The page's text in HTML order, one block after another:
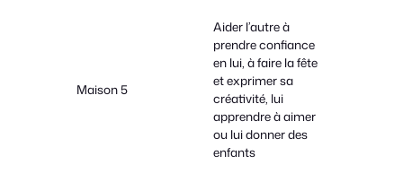
Maison 5
Aider l’autre à
prendre confiance
en lui, à faire la fête
et exprimer sa
créativité, lui
apprendre à aimer
ou lui donner des
enfants